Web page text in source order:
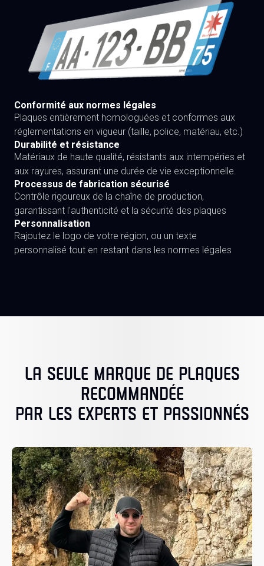
Conformité aux normes légales
Plaques entièrement homologuées et conformes aux
réglementations en vigueur (taille, police, matériau, etc.)
Durabilité et résistance
Matériaux de haute qualité, résistants aux intempéries et
aux rayures, assurant une durée de vie exceptionnelle.
Processus de fabrication sécurisé
Contrôle rigoureux de la chaîne de production,
garantissant l'authenticité et la sécurité des plaques
Personnalisation
Rajoutez le logo de votre région, ou un texte
personnalisé tout en restant dans les normes légales
LA SEULE MARQUE DE PLAQUES
RECOMMANDÉE
PAR LES EXPERTS ET PASSIONNÉS